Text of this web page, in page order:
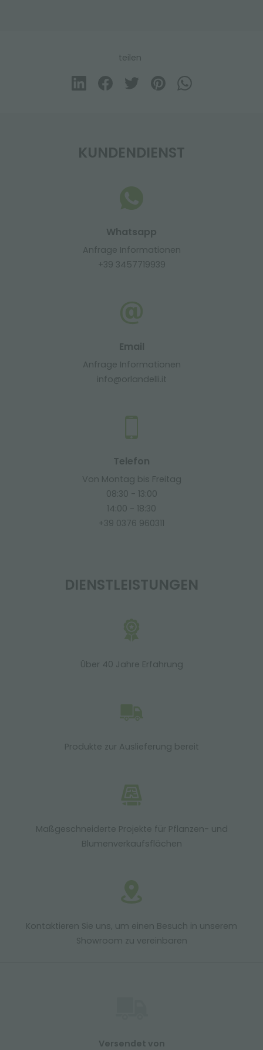
teilen
KUNDENDIENST
Whatsapp
Anfrage Informationen
+39 3457719939
Email
Anfrage Informationen
info@orlandelli.it
Telefon
Von Montag bis Freitag
08:30 - 13:00
14:00 - 18:30
+39 0376 960311
DIENSTLEISTUNGEN
Über 40 Jahre Erfahrung
Produkte zur Auslieferung bereit
Maßgeschneiderte Projekte für Pflanzen- und
Blumenverkaufsflächen
Kontaktieren Sie uns, um einen Besuch in unserem
Showroom zu vereinbaren
Versendet von